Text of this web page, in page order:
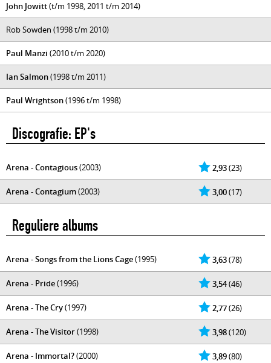
John Jowitt(t/m 1998, 2011 t/m 2014)
Rob Sowden (1998 t/m 2010)
Paul Manzi (2010 t/m 2020)
Ian Salmon(1998 t/m 2011)
Paul Wrightson(1996 t/m 1998)
Discografie: EP's
2,93(23)
Arena - Contagious(2003)
3,00(17)
Arena - Contagium(2003)
Reguliere albums
3,63(78)
Arena - Songs from the Lions Cage(1995)
3,54(46)
Arena - Pride(1996)
2,77(26)
Arena - The Cry(1997)
3,98(120)
Arena - The Visitor(1998)
3,89(80)
Arena - Immortal?(2000)